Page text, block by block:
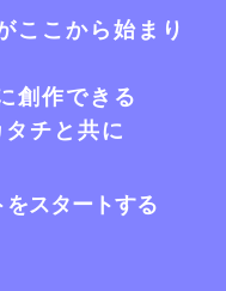
ここから始まり
創作できる
チと共に
スタートする